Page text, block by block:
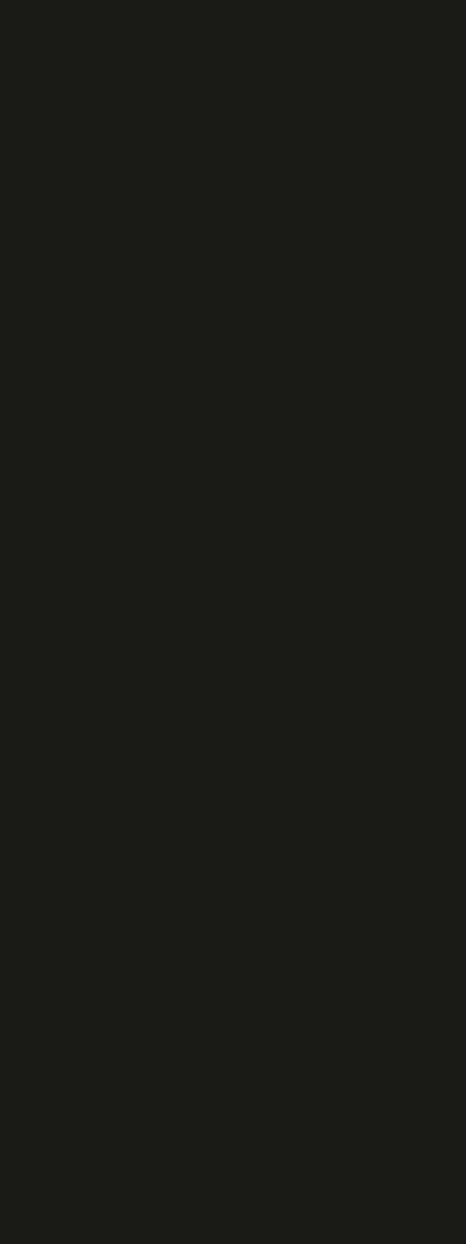
o torcedor, por incrível que pareça, é do
jogou bem e o torcedor sentiu falta
É um bom reforço ele estar voltando. Se
Valia pelo que mostrou em
aparecem
em geral, porque o elenco preocupa
que está a menos de um mês para início
o argentino
direita